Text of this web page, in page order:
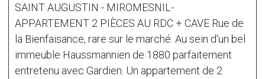
SAINT AUGUSTIN - MIROMESNIL-
APPARTEMENT 2 PIÈCES AU RDC + CAVE Rue de
la Bienfaisance, rare sur le marché. Au sein d'un bel
immeuble Haussmannien de 1880 parfaitement
entretenu avec Gardien. Un appartement de 2